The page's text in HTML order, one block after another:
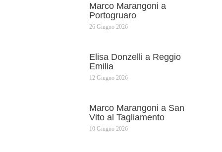
Marco Marangoni a
Portogruaro
26 Giugno 2026
Elisa Donzelli a Reggio
Emilia
12 Giugno 2026
Marco Marangoni a San
Vito al Tagliamento
10 Giugno 2026